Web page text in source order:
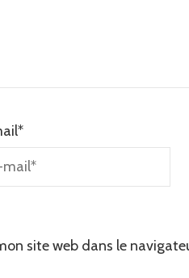
*
site web dans le